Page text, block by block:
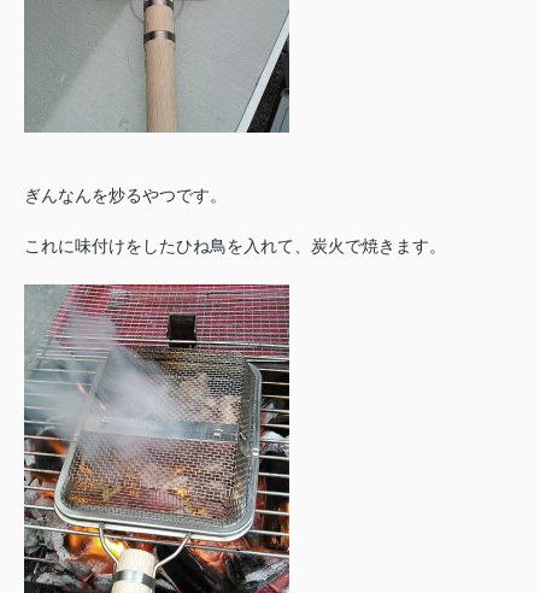
ぎんなんを炒るやつです。
これに味付けをしたひね鳥を入れて、炭火で焼きます。